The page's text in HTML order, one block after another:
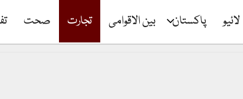
لائیو پاکستان بین الاقوامی تجارت صحت